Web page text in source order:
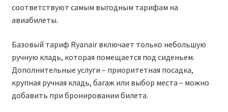
АВИАБИЛЕТЫ ВИЛЬНЮС БАРСЕЛОНА
АВИАБИЛЕТЫ ХЕЛЬСИНКИ МИЛАН
Акции RYANAIR из Варшавы
Акции RYANAIR из Вильнюса
соответствуют самым выгодным тарифам на
авиабилеты.
Базовый тариф Ryanair включает только небольшую
ручную кладь, которая помещается под сиденьем.
Дополнительные услуги – приоритетная посадка,
крупная ручная кладь, багаж или выбор места – можно
добавить при бронировании билета.